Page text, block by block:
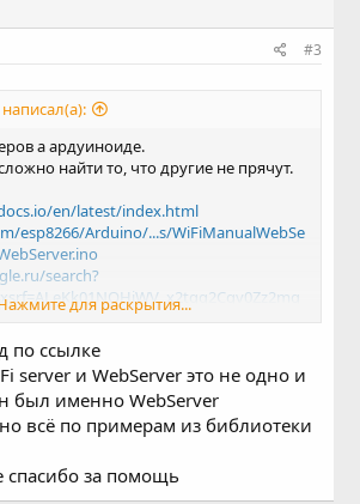
#3
а ардуиноиде.
найти то, что другие не прячут.
en/latest/index.html
esp8266/Arduino/...s/WiFiManualWebSe
search?
wiz
для раскрытия...
по ссылке
server и WebServer это не одно и
был именно WebServer
всё по примерам из библиотеки
спасибо за помощь